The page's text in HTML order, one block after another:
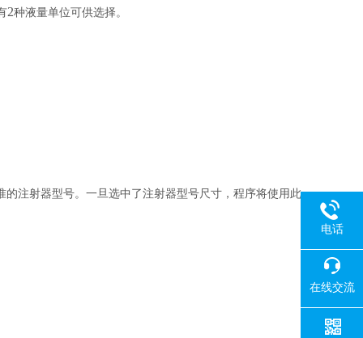
2种液量单位可供选择。
注射器型号。一旦选中了注射器型号尺寸，程序将使用此
电话
在线交流